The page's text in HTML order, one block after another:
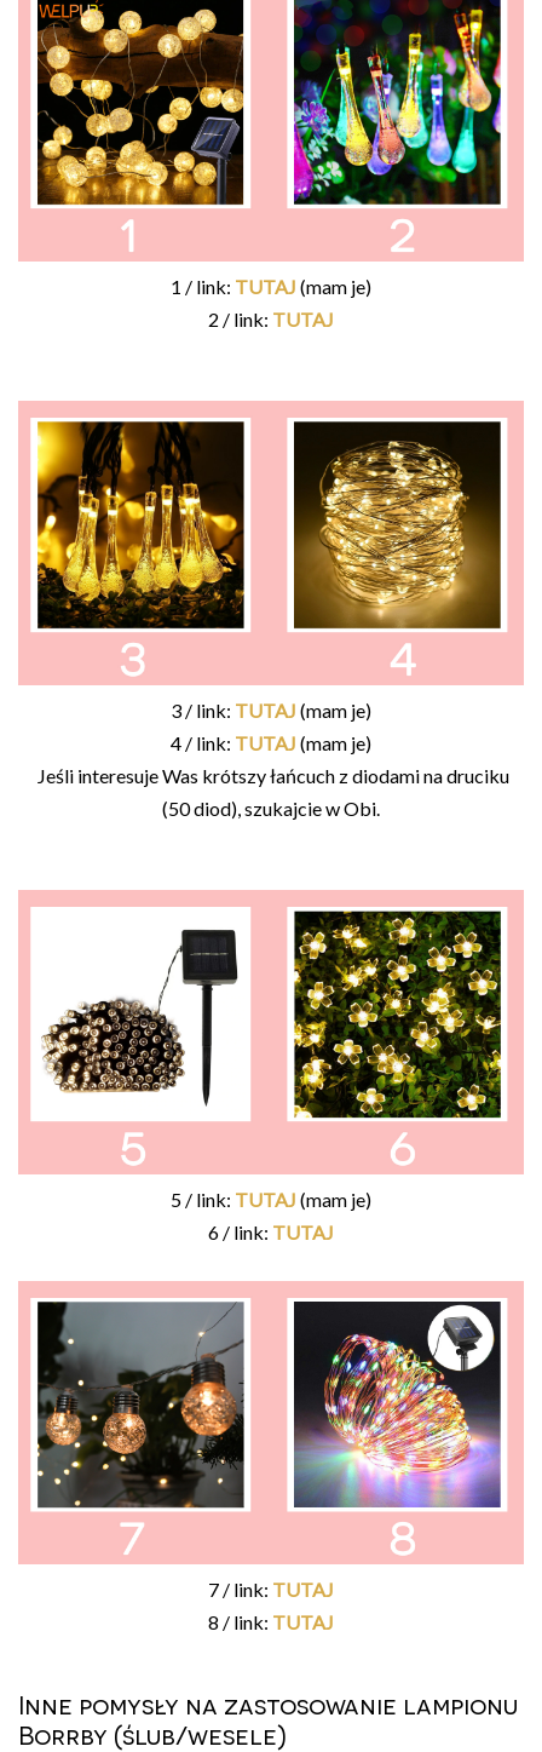
1 / link: TUTAJ (mam je)
2 / link: TUTAJ
3 / link: TUTAJ (mam je)
4 / link: TUTAJ (mam je)
Jeśli interesuje Was krótszy łańcuch z diodami na druciku
(50 diod), szukajcie w Obi.
5 / link: TUTAJ (mam je)
6 / link: TUTAJ
7 / link: TUTAJ
8 / link: TUTAJ
Inne pomysły na zastosowanie lampionu
Borrby (ślub/wesele)